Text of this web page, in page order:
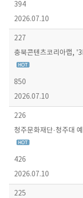
394
2026.07.10
227
충북콘텐츠코리아랩,
850
2026.07.10
226
청주문화재단·청주대
426
2026.07.10
225